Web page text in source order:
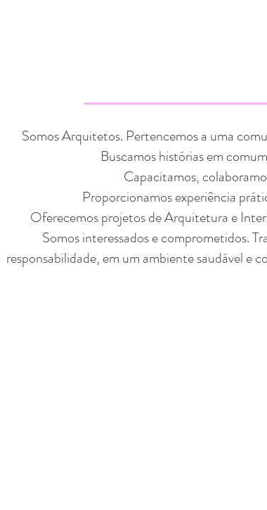
Somos Arquitetos. Pertencemos a uma
Buscamos histórias em
Capacitamos,
Proporcionamos experiência
Oferecemos projetos de Arquitetura e
Somos interessados e comprometidos.
responsabilidade, em um ambiente saudável e